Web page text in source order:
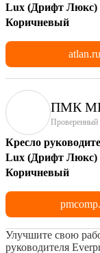
Lux (Дрифт Люкс)
Коричневый
atlan.ru
ПМК
Проверенный
Кресло
Lux (Дрифт Люкс)
Коричневый
Улучшите свою
руководителя